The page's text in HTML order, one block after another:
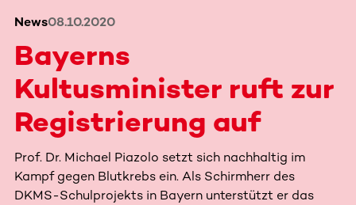
News08.10.2020
Bayerns
Kultusminister ruft zur
Registrierung auf
Prof. Dr. Michael Piazolo setzt sich nachhaltig im
Kampf gegen Blutkrebs ein. Als Schirmherr des
DKMS-Schulprojekts in Bayern unterstützt er das